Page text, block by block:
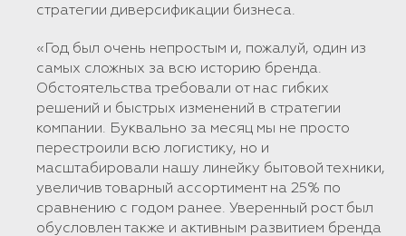
стратегии диверсификации бизнеса.
«Год был очень непростым и, пожалуй, один из
самых сложных за всю историю бренда.
Обстоятельства требовали от нас гибких
решений и быстрых изменений в стратегии
компании. Буквально за месяц мы не просто
перестроили всю логистику, но и
масштабировали нашу линейку бытовой техники,
увеличив товарный ассортимент на 25% по
сравнению с годом ранее. Уверенный рост был
обусловлен также и активным развитием бренда